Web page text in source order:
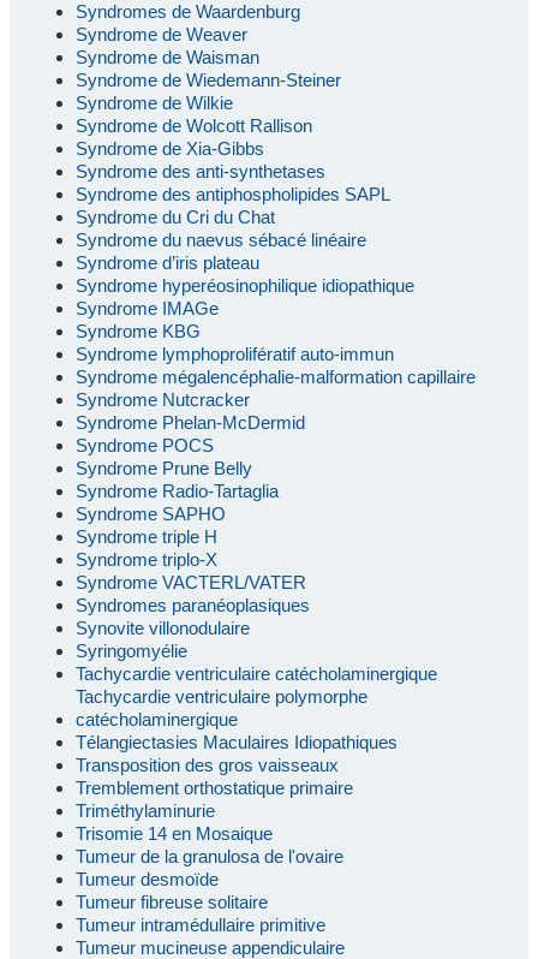
Syndromes de Waardenburg
Syndrome de Weaver
Syndrome de Waisman
Syndrome de Wiedemann-Steiner
Syndrome de Wilkie
Syndrome de Wolcott Rallison
Syndrome de Xia-Gibbs
Syndrome des anti-synthetases
Syndrome des antiphospholipides SAPL
Syndrome du Cri du Chat
Syndrome du naevus sébacé linéaire
Syndrome d’iris plateau
Syndrome hyperéosinophilique idiopathique
Syndrome IMAGe
Syndrome KBG
Syndrome lymphoprolifératif auto-immun
Syndrome mégalencéphalie-malformation capillaire
Syndrome Nutcracker
Syndrome Phelan-McDermid
Syndrome POCS
Syndrome Prune Belly
Syndrome Radio-Tartaglia
Syndrome SAPHO
Syndrome triple H
Syndrome triplo-X
Syndrome VACTERL/VATER
Syndromes paranéoplasiques
Synovite villonodulaire
Syringomyélie
Tachycardie ventriculaire catécholaminergique
Tachycardie ventriculaire polymorphe
catécholaminergique
Télangiectasies Maculaires Idiopathiques
Transposition des gros vaisseaux
Tremblement orthostatique primaire
Triméthylaminurie
Trisomie 14 en Mosaique
Tumeur de la granulosa de l'ovaire
Tumeur desmoïde
Tumeur fibreuse solitaire
Tumeur intramédullaire primitive
Tumeur mucineuse appendiculaire